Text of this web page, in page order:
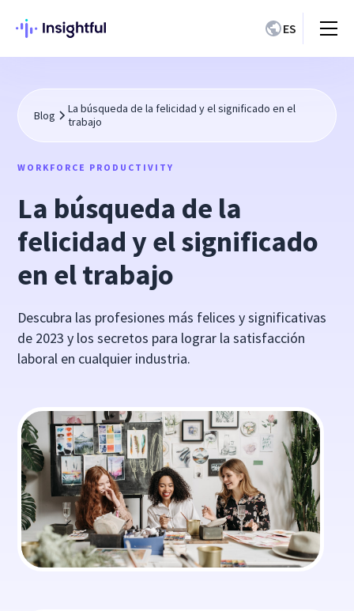
ES
Blog
La búsqueda de la felicidad y el significado en el
trabajo
WORKFORCE PRODUCTIVITY
La búsqueda de la
felicidad y el significado
en el trabajo
Descubra las profesiones más felices y significativas
de 2023 y los secretos para lograr la satisfacción
laboral en cualquier industria.